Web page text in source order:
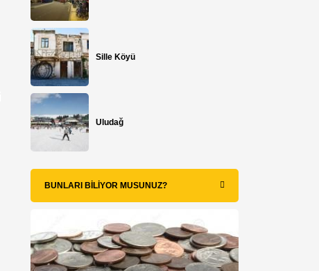
Sille Köyü
Uludağ
BUNLARI BILIYOR MUSUNUZ?